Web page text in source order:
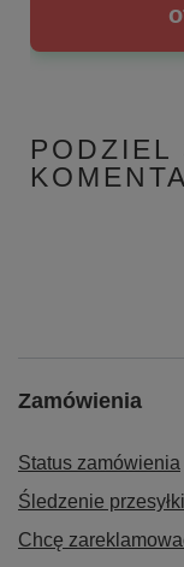
PODZIEL
Zamówienia
Status zamówienia
Śledzenie przesyłki
Chcę